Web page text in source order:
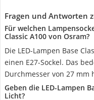
Fragen und Antworten
Für welchen
Classic A100 von Osram?
Die LED-Lampen Base
einen E27-Sockel. Das
Durchmesser von 27 mm
Geben die LED-Lampen
Licht?